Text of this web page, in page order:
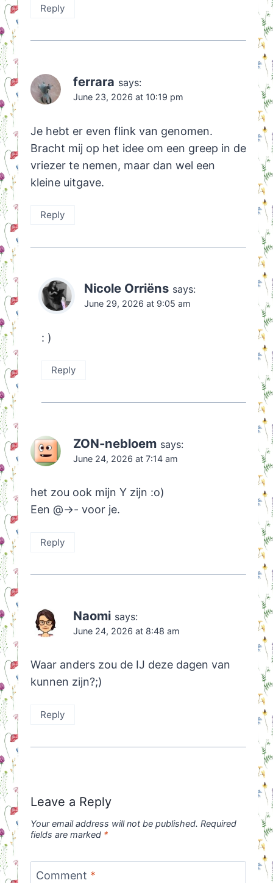
Reply
ferrara says:
June 23, 2026 at 10:19 pm
Je hebt er even flink van genomen.
Bracht mij op het idee om een greep in de
vriezer te nemen, maar dan wel een
kleine uitgave.
Reply
Nicole Orriëns says:
June 29, 2026 at 9:05 am
: )
Reply
ZON-nebloem says:
June 24, 2026 at 7:14 am
het zou ook mijn Y zijn :o)
Een @->- voor je.
Reply
Naomi says:
June 24, 2026 at 8:48 am
Waar anders zou de IJ deze dagen van
kunnen zijn?;)
Reply
Leave a Reply
Your email address will not be published. Required
fields are marked *
Comment *